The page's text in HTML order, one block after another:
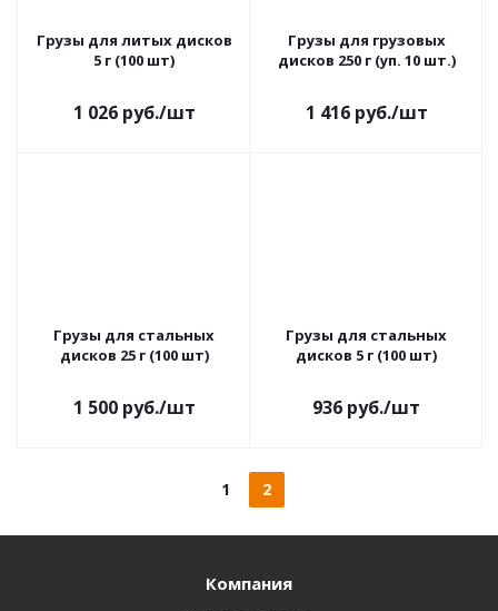
Грузы для литых дисков
5 г (100 шт)
1 026руб./шт
Грузы для грузовых
дисков 250 г (уп. 10 шт.)
1 416руб./шт
Грузы для стальных
дисков 25 г (100 шт)
1 500руб./шт
Грузы для стальных
дисков 5 г (100 шт)
936 руб./шт
1 2
Компания